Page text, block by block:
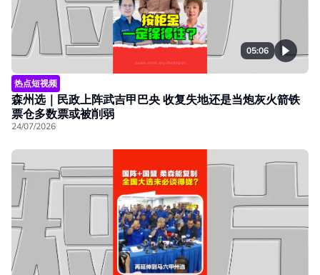
05:06
热点短视频
森州选｜民政上阵武吉甲巴央 收复失地还是当炮灰火箭铁
票仓多数票或被削弱
24/07/2026